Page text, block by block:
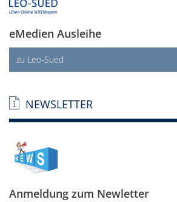
eMedien Ausleihe
zu Leo-Sued
NEWSLETTER
Anmeldung zum Newletter